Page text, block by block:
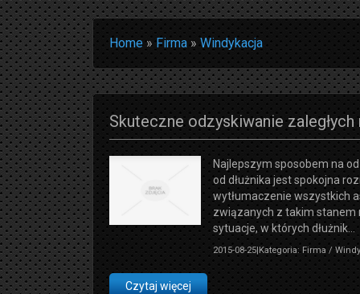
Home»Firma»Windykacja
Skuteczne odzyskiwanie
Najlepszym sposobem na
od dłużnika jest spokojna
wytłumaczenie wszystkich
związanych z takim stanem
sytuacje, w których dłużnik...
2015-08-25 Kategoria: Firma /
Czytaj więcej